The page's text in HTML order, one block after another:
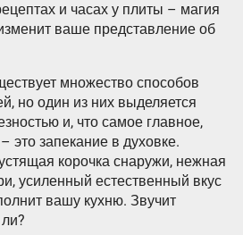
и часах у плиты – магия
ваше представление об
множество способов
но один из них выделяется
и, что самое главное,
это запекание в духовке.
корочка снаружи, нежная
усиленный естественный вкус
вашу кухню. Звучит